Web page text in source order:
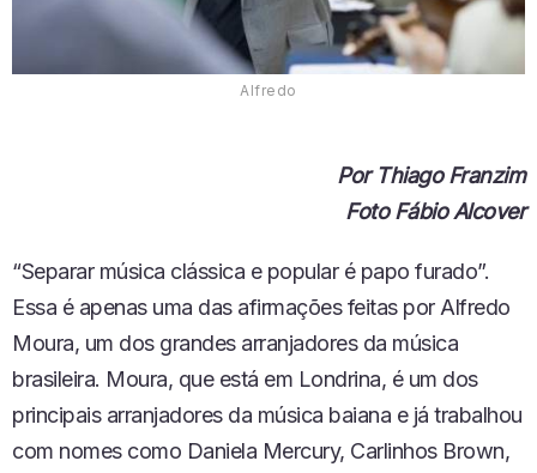
Alfredo
Por Thiago Franzim
Foto Fábio Alcover
“Separar música clássica e popular é papo furado”.
Essa é apenas uma das afirmações feitas por Alfredo
Moura, um dos grandes arranjadores da música
brasileira. Moura, que está em Londrina, é um dos
principais arranjadores da música baiana e já trabalhou
com nomes como Daniela Mercury, Carlinhos Brown,